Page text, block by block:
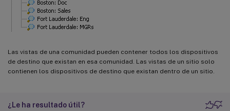
Las vistas de una comunidad pueden contener todos los dispositivos
de destino que existan en esa comunidad. Las vistas de un sitio solo
contienen los dispositivos de destino que existan dentro de un sitio.
¿Le ha resultado útil?